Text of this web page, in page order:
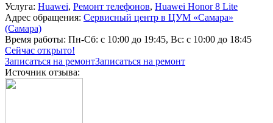
Услуга: Huawei, Ремонт телефонов, Huawei Honor 8 Lite
Адрес обращения: Сервисный центр в ЦУМ «Самара»
(Самара)
Время работы: Пн-Сб: с 10:00 до 19:45, Вс: с 10:00 до 18:45
Сейчас открыто!
Записаться на ремонтЗаписаться на ремонт
Источник отзыва: